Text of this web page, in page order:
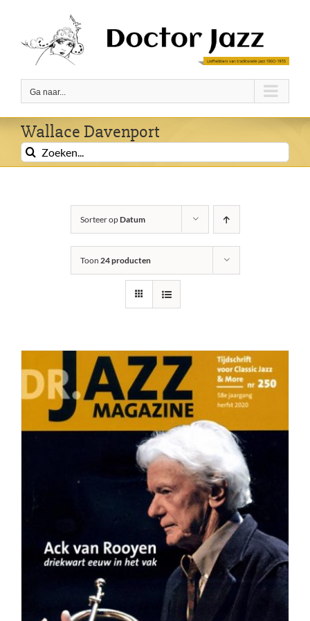
inhoud
Ga naar...
Wallace Davenport
Zoeken
naar:
Sorteer opDatum
Toon 24 producten